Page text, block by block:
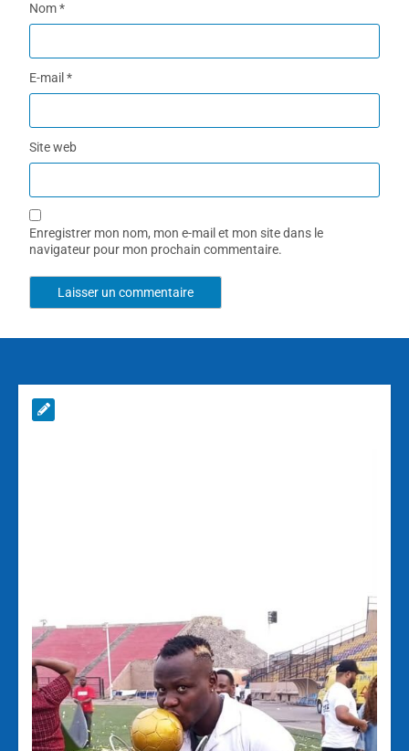
Nom*
E-mail*
Site web
Enregistrer mon nom, mon e-mail et mon site dans le
navigateur pour mon prochain commentaire.